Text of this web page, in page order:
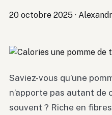
20 octobre 2025 ·
Saviez-vous qu’une
n’apporte pas autant de
souvent ? Riche en